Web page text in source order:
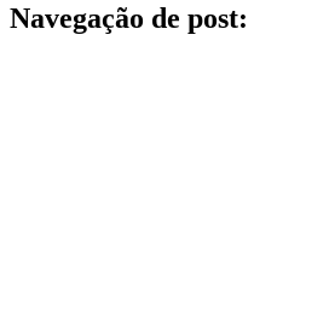
Navegação de post: